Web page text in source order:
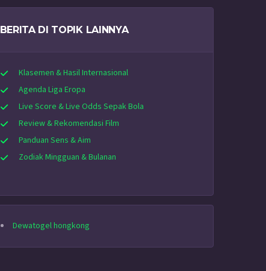
BERITA DI TOPIK LAINNYA
Klasemen & Hasil Internasional
Agenda Liga Eropa
Live Score & Live Odds Sepak Bola
Review & Rekomendasi Film
Panduan Sens & Aim
Zodiak Mingguan & Bulanan
Dewatogel hongkong